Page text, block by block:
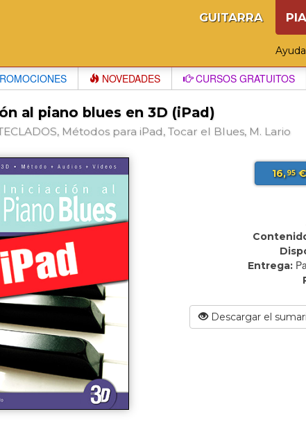
GUITARRA
Ayuda
NOVEDADES CURSOS GRATUITOS
al piano blues en 3D (iPad)
Métodos para iPad, Tocar el Blues, M. Lario
16,95
Entrega:
Descargar el